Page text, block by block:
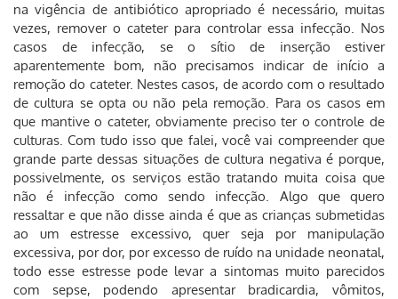
na vigência de antibiótico apropriado é necessário, muitas
vezes, remover o cateter para controlar essa infecção. Nos
casos de infecção, se o sítio de inserção estiver
aparentemente bom, não precisamos indicar de início a
remoção do cateter. Nestes casos, de acordo com o resultado
de cultura se opta ou não pela remoção. Para os casos em
que mantive o cateter, obviamente preciso ter o controle de
culturas. Com tudo isso que falei, você vai compreender que
grande parte dessas situações de cultura negativa é porque,
possivelmente, os serviços estão tratando muita coisa que
não é infecção como sendo infecção. Algo que quero
ressaltar e que não disse ainda é que as crianças submetidas
ao um estresse excessivo, quer seja por manipulação
excessiva, por dor, por excesso de ruído na unidade neonatal,
todo esse estresse pode levar a sintomas muito parecidos
com sepse, podendo apresentar bradicardia, vômitos,